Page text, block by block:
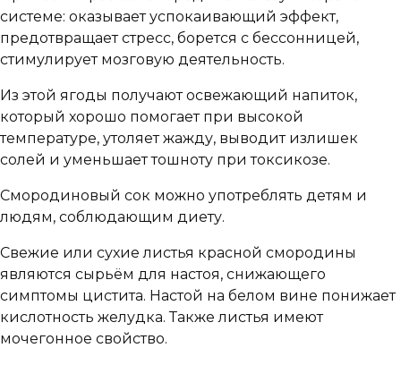
системе: оказывает успокаивающий эффект,
предотвращает стресс, борется с бессонницей,
стимулирует мозговую деятельность.
Из этой ягоды получают освежающий напиток,
который хорошо помогает при высокой
температуре, утоляет жажду, выводит излишек
солей и уменьшает тошноту при токсикозе.
Смородиновый сок можно употреблять детям и
людям, соблюдающим диету.
Свежие или сухие листья красной смородины
являются сырьём для настоя, снижающего
симптомы цистита. Настой на белом вине понижает
кислотность желудка. Также листья имеют
мочегонное свойство.